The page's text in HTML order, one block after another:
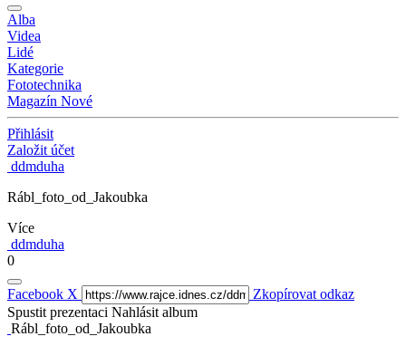
Alba
Videa
Lidé
Kategorie
Fototechnika
Magazín Nové
Přihlásit
Založit účet
ddmduha
Rábl_foto_od_Jakoubka
Více
ddmduha
0
Facebook X
Zkopírovat odkaz
Spustit prezentaci Nahlásit album
Rábl_foto_od_Jakoubka